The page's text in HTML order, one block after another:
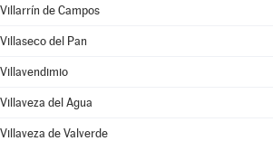
Villarrín de Campos
Villaseco del Pan
Villavendimio
Villaveza del Agua
Villaveza de Valverde